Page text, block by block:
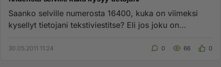
Saanko selville numerosta 16400, kuka on viimeksi
kysellyt tietojani tekstiviestitse? Eli jos joku on
30.05.2011 11:24 0 66 0